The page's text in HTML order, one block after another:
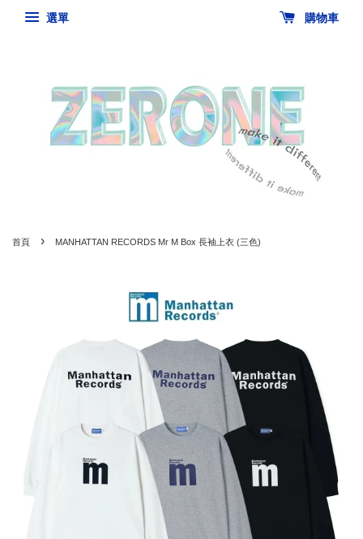
選單 購物車
首頁 › MANHATTAN RECORDS Mr M Box 長袖上衣 (三色)